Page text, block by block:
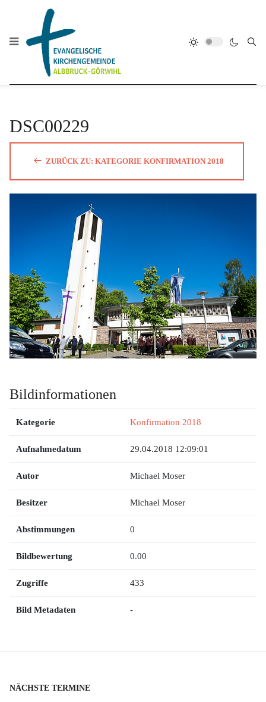
DSC00229
ZURÜCK ZU: KATEGORIE KONFIRMATION 2018
Bildinformationen
Kategorie Konfirmation 2018
Aufnahmedatum 29.04.2018 12:09:01
Autor Michael Moser
Besitzer Michael Moser
Abstimmungen 0
Bildbewertung 0.00
Zugriffe 433
Bild Metadaten -
NÄCHSTE TERMINE